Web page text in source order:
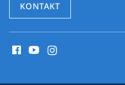
KONTAKT
Media